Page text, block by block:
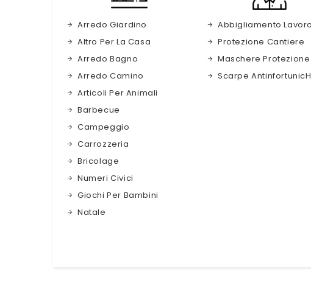
Arredo Giardino
Altro Per La Casa
Arredo Bagno
Arredo Camino
Articoli Per Animali
Barbecue
Campeggio
Carrozzeria
Bricolage
Numeri Civici
Giochi Per Bambini
Natale
Abbigliamento Lavoro
Protezione Cantiere
Maschere Protezione
Scarpe